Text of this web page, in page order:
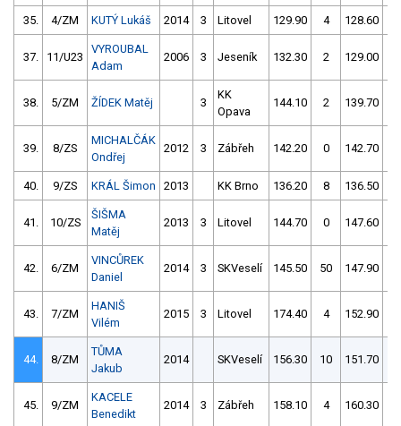
35. 4/ZM KUTÝ Lukáš 2014 3 Litovel 129.90 4 128.60
37. 11/U23
VYROUBAL
Adam
2006 3 Jeseník 132.30 2 129.00
38. 5/ZM ŽÍDEK Matěj 3
KK
Opava
144.10 2 139.70
39. 8/ZS
MICHALČÁK
Ondřej
2012 3 Zábřeh 142.20 0 142.70
40. 9/ZS KRÁL Šimon 2013 KK Brno 136.20 8 136.50
41. 10/ZS
ŠIŠMA
Matěj
2013 3 Litovel 144.70 0 147.60
42. 6/ZM
VINCŮREK
Daniel
2014 3 SKVeselí 145.50 50 147.90
43. 7/ZM
HANIŠ
Vilém
2015 3 Litovel 174.40 4 152.90
44. 8/ZM
TŮMA
Jakub
2014 SKVeselí 156.30 10 151.70
45. 9/ZM
KACELE
Benedikt
2014 3 Zábřeh 158.10 4 160.30